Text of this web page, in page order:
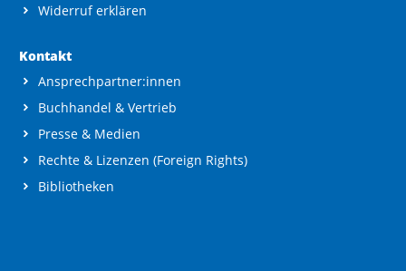
Widerruf erklären
Kontakt
Ansprechpartner:innen
Buchhandel & Vertrieb
Presse & Medien
Rechte & Lizenzen (Foreign Rights)
Bibliotheken